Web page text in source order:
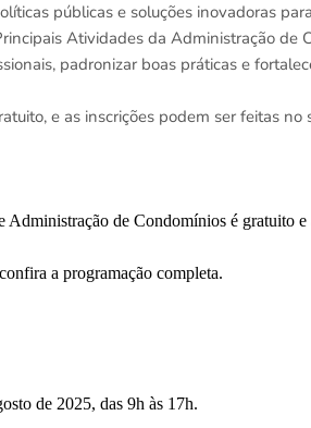
públicas e soluções inovadoras
Atividades da Administração de
padronizar boas práticas e
e as inscrições podem ser feitas no
Administração de Condomínios é gratuito
a programação completa.
de 2025, das 9h às 17h.